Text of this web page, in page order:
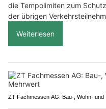
die Tempolimiten zum
der übrigen
Weiterlesen
ZT Fachmessen AG: Bau-, Wohn-